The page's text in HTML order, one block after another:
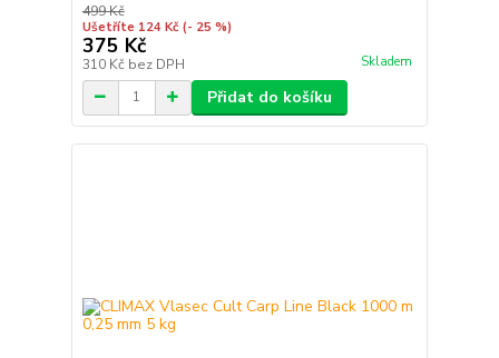
499 Kč
Ušetříte 124 Kč (- 25 %)
375 Kč
310 Kč bez DPH Skladem
Přidat do košíku